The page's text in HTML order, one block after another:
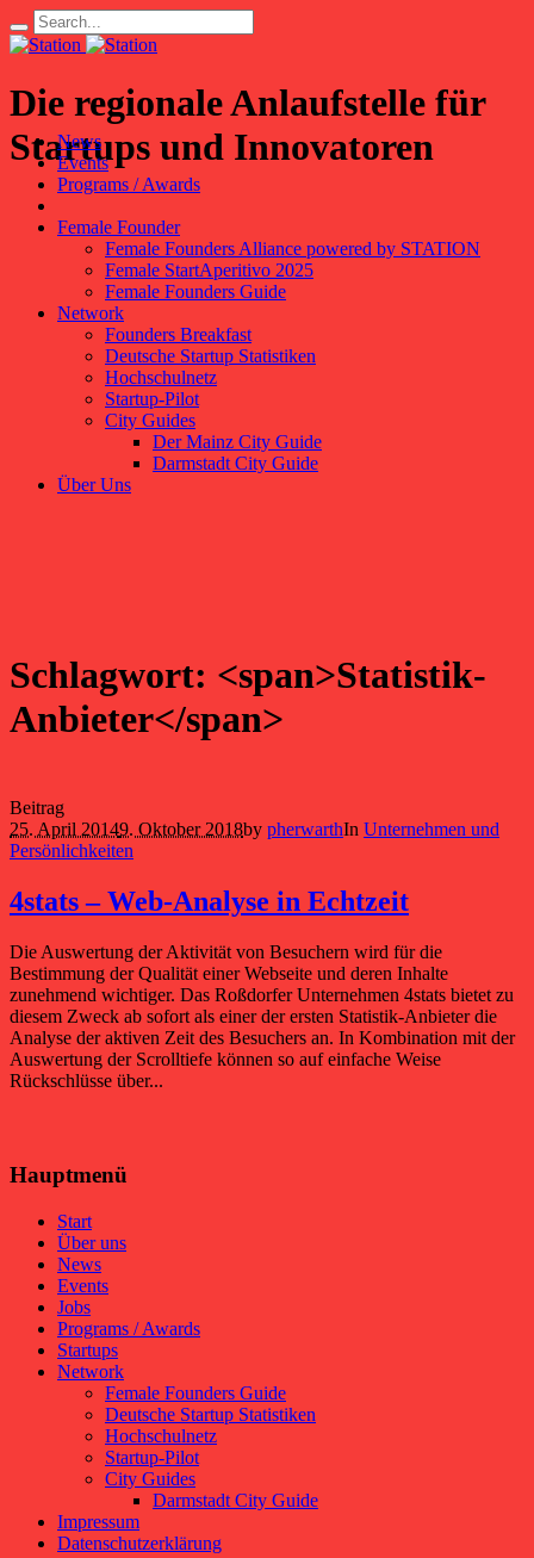
Die regionale Anlaufstelle für
Startups und Innovatoren
News
Events
Programs / Awards
Female Founder
Female Founders Alliance powered by STATION
Female StartAperitivo 2025
Female Founders Guide
Network
Founders Breakfast
Deutsche Startup Statistiken
Hochschulnetz
Startup-Pilot
City Guides
Der Mainz City Guide
Darmstadt City Guide
Über Uns
Schlagwort: <span>Statistik-
Anbieter</span>
Beitrag
25. April 20149. Oktober 2018by pherwarthIn Unternehmen und
Persönlichkeiten
4stats – Web-Analyse in Echtzeit
Die Auswertung der Aktivität von Besuchern wird für die
Bestimmung der Qualität einer Webseite und deren Inhalte
zunehmend wichtiger. Das Roßdorfer Unternehmen 4stats bietet zu
diesem Zweck ab sofort als einer der ersten Statistik-Anbieter die
Analyse der aktiven Zeit des Besuchers an. In Kombination mit der
Auswertung der Scrolltiefe können so auf einfache Weise
Rückschlüsse über...
Hauptmenü
Start
Über uns
News
Events
Jobs
Programs / Awards
Startups
Network
Female Founders Guide
Deutsche Startup Statistiken
Hochschulnetz
Startup-Pilot
City Guides
Darmstadt City Guide
Impressum
Datenschutzerklärung